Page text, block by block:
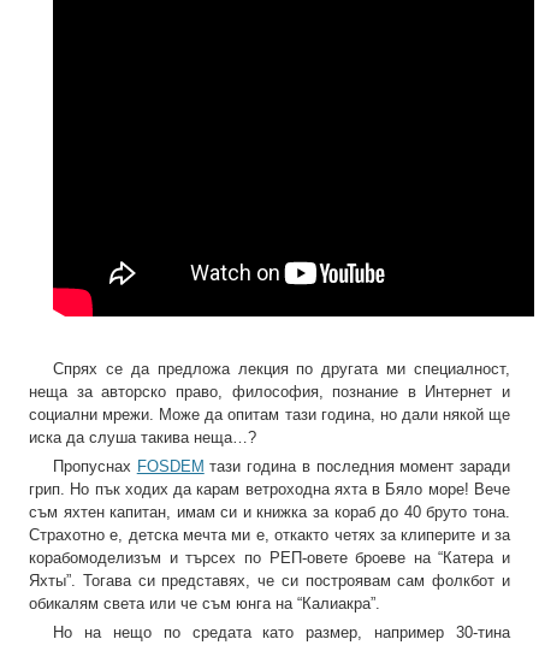
Спрях се да предложа лекция по другата ми специалност,
неща за авторско право, философия, познание в Интернет и
социални мрежи. Може да опитам тази година, но дали някой ще
иска да слуша такива неща…?
Пропуснах ‪ ‎FOSDEM‬ тази година в последния момент заради
грип. Но пък ходих да карам ветроходна яхта в Бяло море! Вече
съм яхтен капитан, имам си и книжка за кораб до 40 бруто тона.
Страхотно е, детска мечта ми е, откакто четях за клиперите и за
корабомоделизъм и търсех по РЕП-овете броеве на “Катера и
Яхты”. Тогава си представях, че си построявам сам фолкбот и
обикалям света или че съм юнга на “Калиакра”.
Но на нещо по средата като размер, например 30-тина